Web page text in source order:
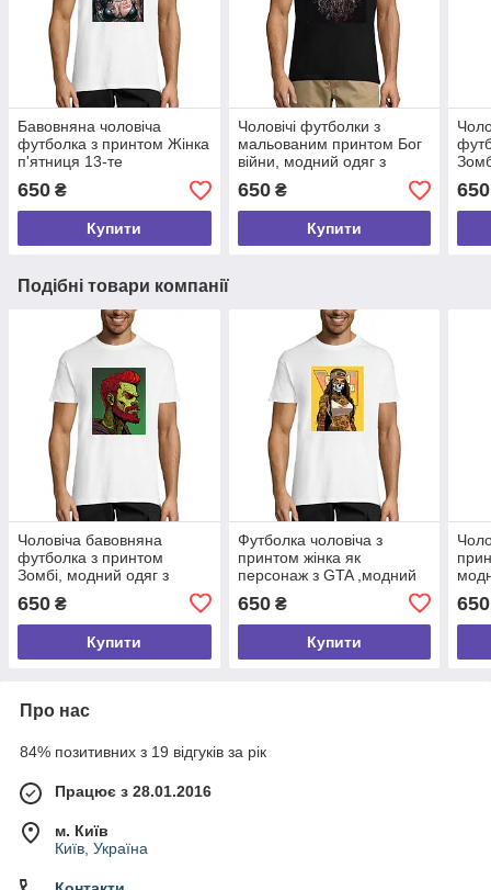
Бавовняна чоловіча
футболка з принтом Жінка
п'ятниця 13-те
,молодіжний одяг розмір S
650 ₴
Купити
Чоловічі футболки з
мальованим принтом Бог
війни, модний одяг з
якісним принтом розмір S
650₴
Купити
650
Подібні товари компанії
Чоловіча бавовняна
футболка з принтом
Зомбі, модний одяг з
якісним принтом розмір S
650 ₴
Купити
Футболка чоловіча з
принтом жінка як
персонаж з GTA ,модний
бавовняний одяг розмір S
650₴
Купити
650
Про нас
84% позитивних з 19 відгуків за рік
Працює з 28.01.2016
м. Київ
Київ, Україна